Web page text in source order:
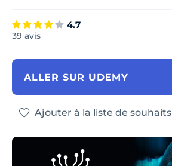
4.7
39 avis
ALLER SUR UDEMY
Ajouter à la liste de souhaits